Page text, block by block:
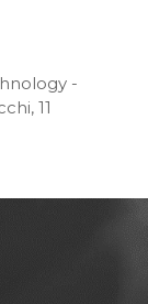
-
11